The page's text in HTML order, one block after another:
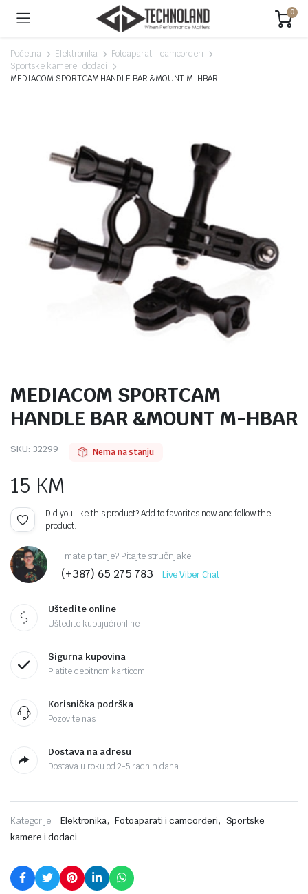
0
Početna Elektronika
Fotoaparati i camcorderi
Sportske kamere i dodaci
MEDIACOM SPORTCAM HANDLE BAR &MOUNT M-HBAR
MEDIACOM SPORTCAM
HANDLE BAR &MOUNT M-HBAR
SKU: 32299 Nema na stanju
15 KM
Did you like this product? Add to favorites now and follow the
product.
Imate pitanje? Pitajte stručnjake
(+387) 65 275 783 Live Viber Chat
Uštedite online
Uštedite kupujući online
Sigurna kupovina
Platite debitnom karticom
Korisnička podrška
Pozovite nas
Dostava na adresu
Dostava u roku od 2-5 radnih dana
Kategorije: Elektronika, Fotoaparati i camcorderi, Sportske
kamere i dodaci